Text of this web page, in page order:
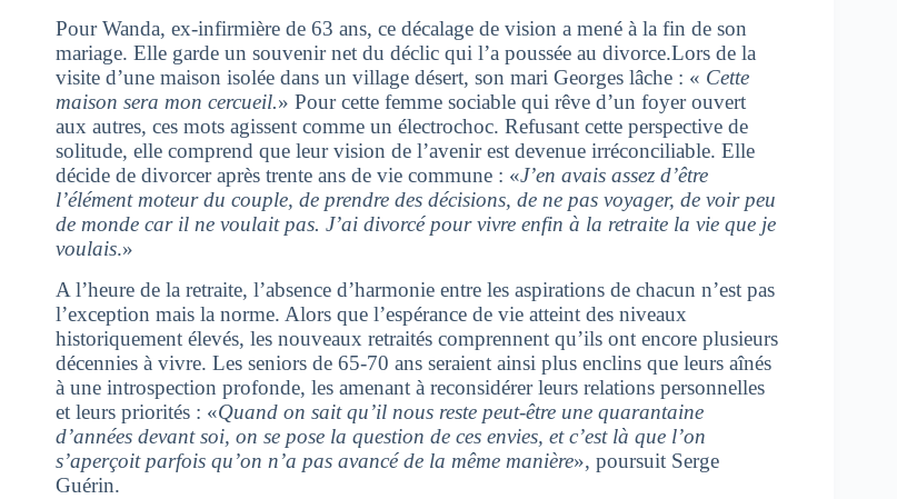
Pour Wanda, ex-infirmière de 63 ans, ce décalage de vision a mené à la fin de son
mariage. Elle garde un souvenir net du déclic qui l’a poussée au divorce.Lors de la
visite d’une maison isolée dans un village désert, son mari Georges lâche : « Cette
maison sera mon cercueil.» Pour cette femme sociable qui rêve d’un foyer ouvert
aux autres, ces mots agissent comme un électrochoc. Refusant cette perspective de
solitude, elle comprend que leur vision de l’avenir est devenue irréconciliable. Elle
décide de divorcer après trente ans de vie commune : «J’en avais assez d’être
l’élément moteur du couple, de prendre des décisions, de ne pas voyager, de voir peu
de monde car il ne voulait pas. J’ai divorcé pour vivre enfin à la retraite la vie que je
voulais.»
A l’heure de la retraite, l’absence d’harmonie entre les aspirations de chacun n’est pas
l’exception mais la norme. Alors que l’espérance de vie atteint des niveaux
historiquement élevés, les nouveaux retraités comprennent qu’ils ont encore plusieurs
décennies à vivre. Les seniors de 65-70 ans seraient ainsi plus enclins que leurs aînés
à une introspection profonde, les amenant à reconsidérer leurs relations personnelles
et leurs priorités : «Quand on sait qu’il nous reste peut-être une quarantaine
d’années devant soi, on se pose la question de ces envies, et c’est là que l’on
s’aperçoit parfois qu’on n’a pas avancé de la même manière», poursuit Serge
Guérin.